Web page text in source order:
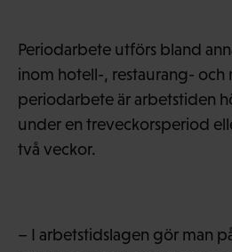
Periodarbete utförs bland
inom hotell-, restaurang- och
periodarbete är arbetstiden
under en treveckorsperiod
två veckor.
– I arbetstidslagen gör man